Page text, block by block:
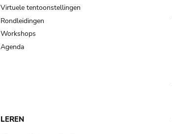
Virtuele tentoonstellingen
Rondleidingen
Workshops
Agenda
LEREN